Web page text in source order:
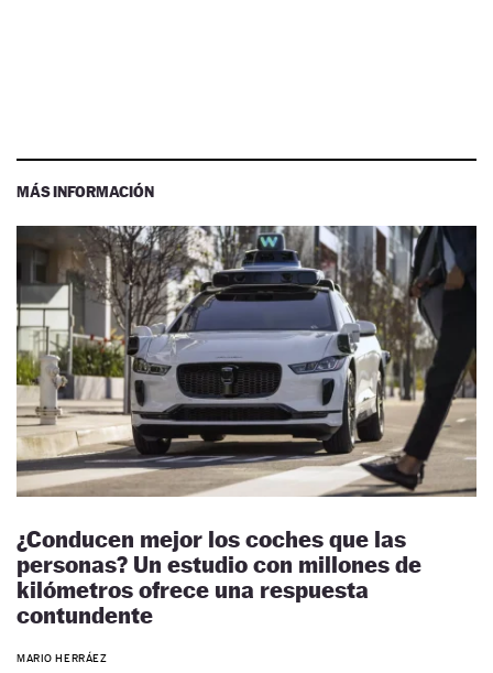
MÁS INFORMACIÓN
¿Conducen mejor los coches que las
personas? Un estudio con millones de
kilómetros ofrece una respuesta
contundente
MARIO HERRÁEZ